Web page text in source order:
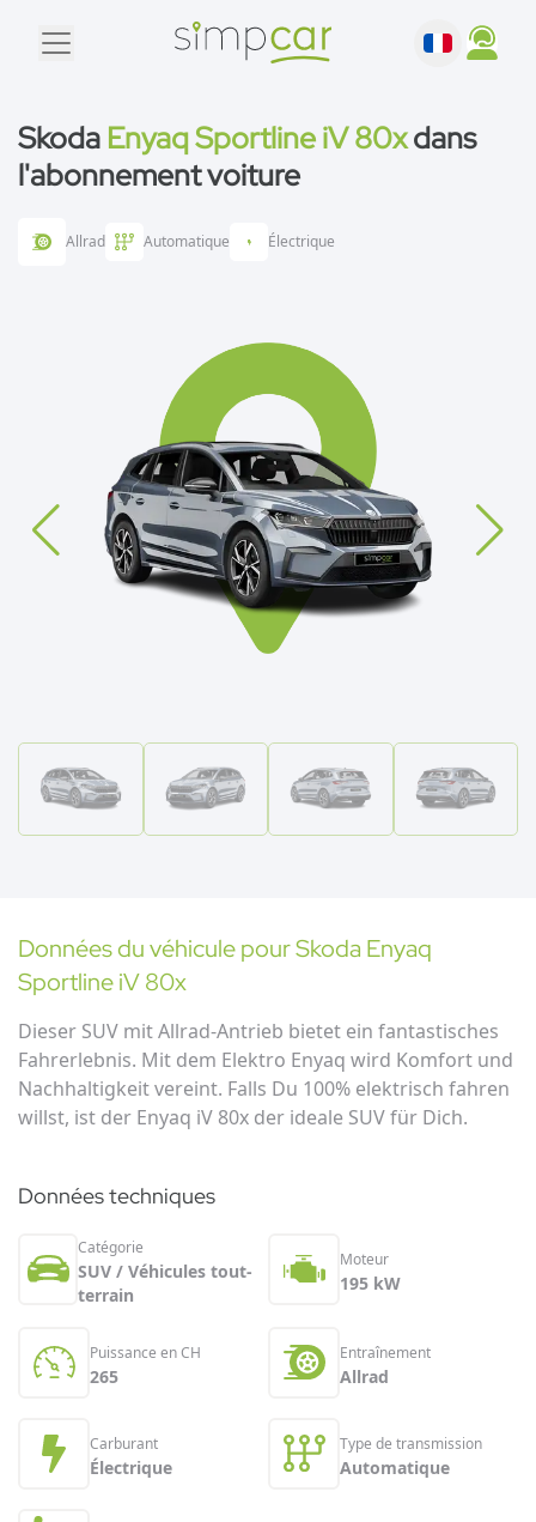
Skoda Enyaq Sportline iV 80xdans
l'abonnement voiture
Allrad Automatique Électrique
Données du véhicule pourSkoda Enyaq
Sportline iV 80x
Dieser SUV mit Allrad-Antrieb bietet ein fantastisches
Fahrerlebnis. Mit dem Elektro Enyaq wird Komfort und
Nachhaltigkeit vereint. Falls Du 100% elektrisch fahren
willst, ist der Enyaq iV 80x der ideale SUV für Dich.
Données techniques
Catégorie
SUV / Véhicules tout-
terrain
Moteur
195 kW
Puissance en CH
265
Entraînement
Allrad
Carburant
Électrique
Type de transmission
Automatique